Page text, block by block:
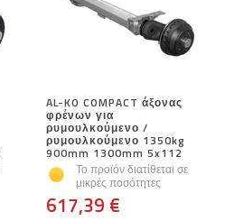
AL-KO COMPACT άξονας
φρένων για
ρυμουλκούμενο /
ρυμουλκούμενο 1350kg
900mm 1300mm 5x112
Το προϊόν διατίθεται σε
μικρές ποσότητες
617,39 €